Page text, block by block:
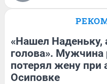
«Нашел Наденьку,
голова». Мужчина
потерял жену при
Осиповке